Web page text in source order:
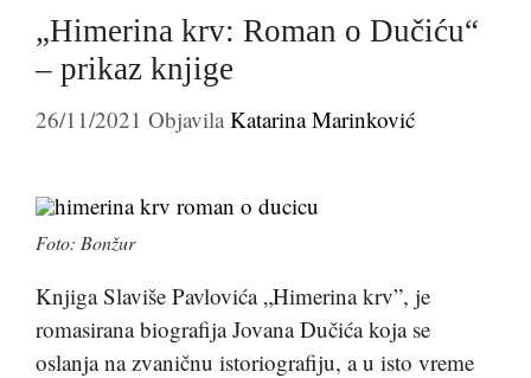
„Himerina krv: Roman o Dučiću“
– prikaz knjige
26/11/2021 Objavila Katarina Marinković
Foto: Bonžur
Knjiga Slaviše Pavlovića „Himerina krv”, je
romasirana biografija Jovana Dučića koja se
oslanja na zvaničnu istoriografiju, a u isto vreme